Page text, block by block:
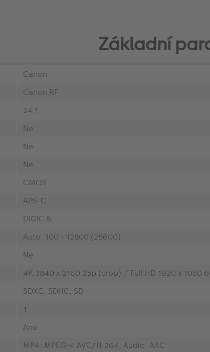
Základní
Canon
Canon RF
24.1
Ne
Ne
Ne
CMOS
APS-C
DIGIC 8
Auto, 100 - 12800 (25600)
Ne
4K 3840 x 2160 25p (crop) / Full HD 1920 x 1080
SDXC, SDHC, SD
1
Ano
MP4: MPEG-4 AVC/H.264, Audio: AAC